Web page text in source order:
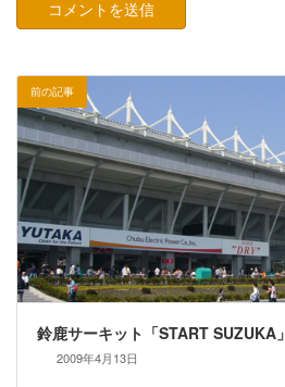
前の記事
鈴鹿サーキット「START SUZUKA」
2009年4月13日